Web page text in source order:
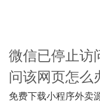
微信已停止访
问该网页怎么
免费下载小程序外卖